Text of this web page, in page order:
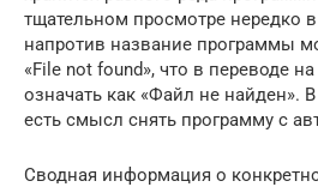
тщательном просмотре нередко
напротив название программы
«File not found», что в переводе
означать как «Файл не найден».
есть смысл снять программу с
Сводная информация о